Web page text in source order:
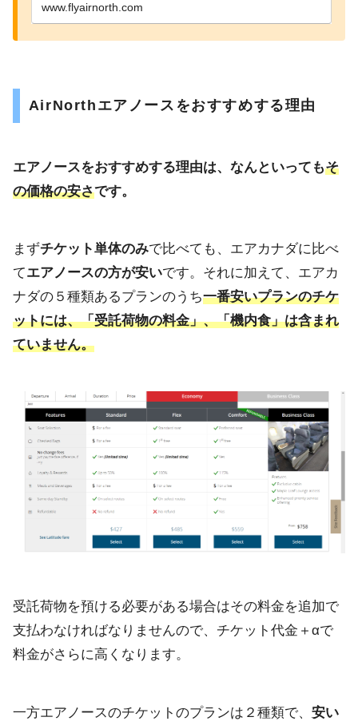
www.flyairnorth.com
AirNorthエアノースをおすすめする理由
エアノースをおすすめする理由は、なんといってもそ
の価格の安さです。
まずチケット単体のみで比べても、エアカナダに比べ
てエアノースの方が安いです。それに加えて、エアカ
ナダの５種類あるプランのうち一番安いプランのチケ
ットには、「受託荷物の料金」、「機内食」は含まれ
ていません。
受託荷物を預ける必要がある場合はその料金を追加で
支払わなければなりませんので、チケット代金＋αで
料金がさらに高くなります。
一方エアノースのチケットのプランは２種類で、 安い